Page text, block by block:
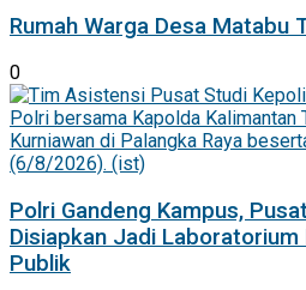
Rumah Warga Desa Matabu
0
Polri Gandeng Kampus,
Disiapkan Jadi Laboratorium
Publik